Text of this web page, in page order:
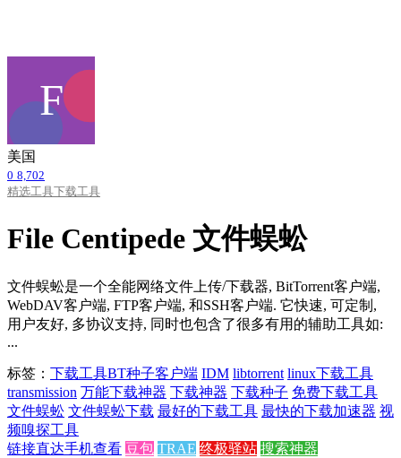
美国
0 8,702
精选工具下载工具
File Centipede 文件蜈蚣
文件蜈蚣是一个全能网络文件上传/下载器, BitTorrent客户端,
WebDAV客户端, FTP客户端, 和SSH客户端. 它快速, 可定制,
用户友好, 多协议支持, 同时也包含了很多有用的辅助工具如:
...
标签： 下载工具BT种子客户端 IDM libtorrent linux下载工具
transmission 万能下载神器 下载神器 下载种子 免费下载工具
文件蜈蚣 文件蜈蚣下载 最好的下载工具 最快的下载加速器 视
频嗅探工具
链接直达手机查看 豆包 TRAE 终极驿站 搜索神器